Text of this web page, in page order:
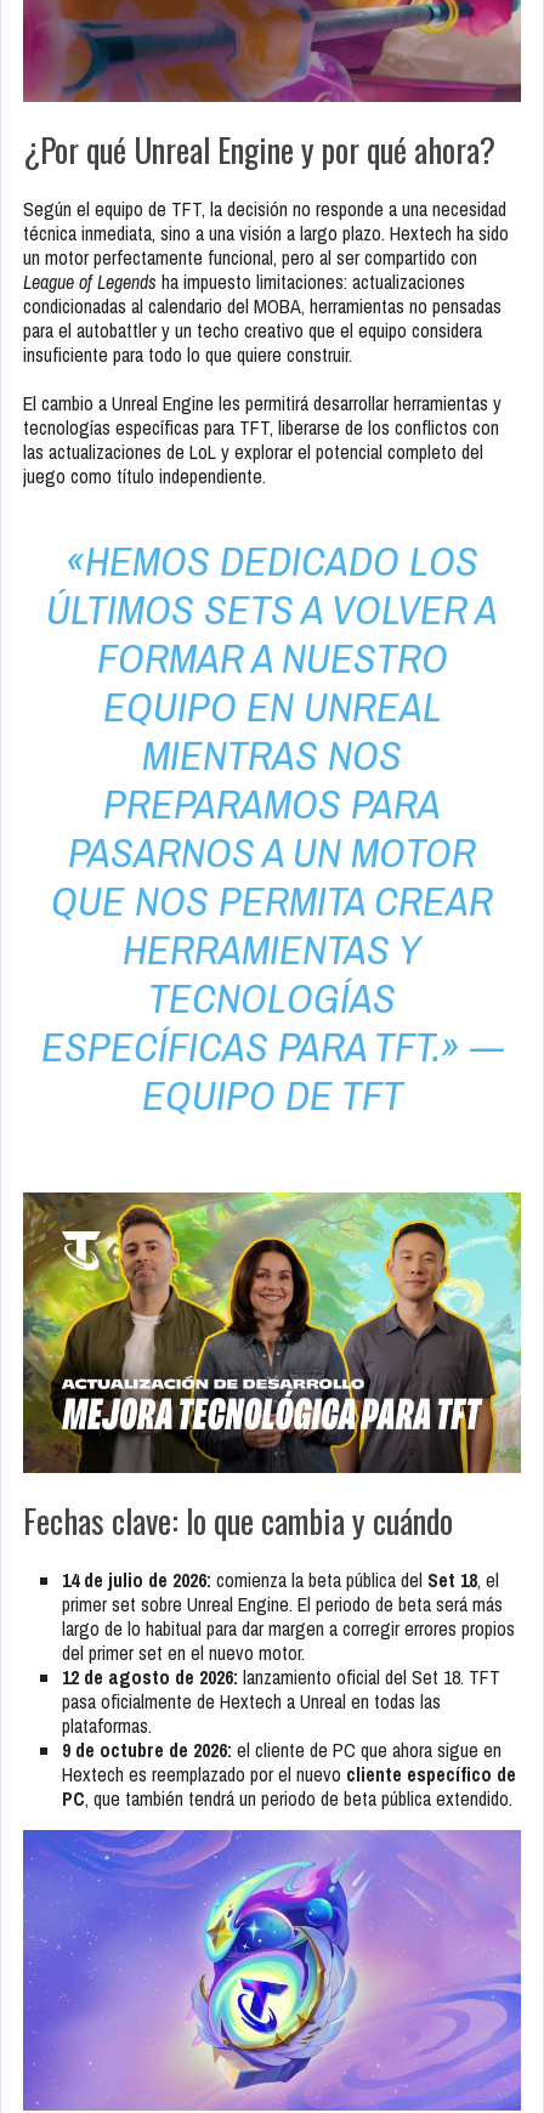
¿Por qué Unreal Engine y por qué ahora?
Según el equipo de TFT, la decisión no responde a una necesidad
técnica inmediata, sino a una visión a largo plazo. Hextech ha sido
un motor perfectamente funcional, pero al ser compartido con
League of Legends ha impuesto limitaciones: actualizaciones
condicionadas al calendario del MOBA, herramientas no pensadas
para el autobattler y un techo creativo que el equipo considera
insuficiente para todo lo que quiere construir.
El cambio a Unreal Engine les permitirá desarrollar herramientas y
tecnologías específicas para TFT, liberarse de los conflictos con
las actualizaciones de LoL y explorar el potencial completo del
juego como título independiente.
«HEMOS DEDICADO LOS
ÚLTIMOS SETS A VOLVER A
FORMAR A NUESTRO
EQUIPO EN UNREAL
MIENTRAS NOS
PREPARAMOS PARA
PASARNOS A UN MOTOR
QUE NOS PERMITA CREAR
HERRAMIENTAS Y
TECNOLOGÍAS
ESPECÍFICAS PARA TFT.» —
EQUIPO DE TFT
Fechas clave: lo que cambia y cuándo
14 de julio de 2026: comienza la beta pública del Set 18, el
primer set sobre Unreal Engine. El periodo de beta será más
largo de lo habitual para dar margen a corregir errores propios
del primer set en el nuevo motor.
12 de agosto de 2026: lanzamiento oficial del Set 18. TFT
pasa oficialmente de Hextech a Unreal en todas las
plataformas.
9 de octubre de 2026: el cliente de PC que ahora sigue en
Hextech es reemplazado por el nuevo cliente específico de
PC, que también tendrá un periodo de beta pública extendido.